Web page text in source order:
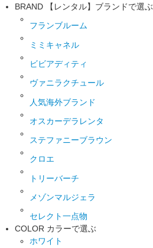
BRAND
【レンタル】ブランドで選ぶ
フランブルーム
ミミキャネル
ビビアディティ
ヴァニラクチュール
人気海外ブランド
オスカーデラレンタ
ステファニーブラウン
クロエ
トリーバーチ
メゾンマルジェラ
セレクト一点物
COLOR カラーで選ぶ
ホワイト